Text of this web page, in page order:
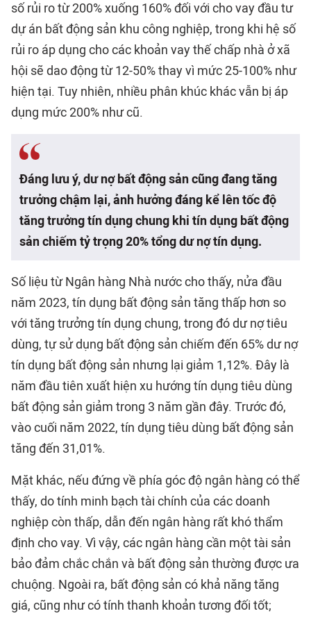
số rủi ro từ 200% xuống 160% đối với cho vay đầu tư
dự án bất động sản khu công nghiệp, trong khi hệ số
rủi ro áp dụng cho các khoản vay thế chấp nhà ở xã
hội sẽ dao động từ 12-50% thay vì mức 25-100% như
hiện tại. Tuy nhiên, nhiều phân khúc khác vẫn bị áp
dụng mức 200% như cũ.
Đáng lưu ý, dư nợ bất động sản cũng đang tăng
trưởng chậm lại, ảnh hưởng đáng kể lên tốc độ
tăng trưởng tín dụng chung khi tín dụng bất động
sản chiếm tỷ trọng 20% tổng dư nợ tín dụng.
Số liệu từ Ngân hàng Nhà nước cho thấy, nửa đầu
năm 2023, tín dụng bất động sản tăng thấp hơn so
với tăng trưởng tín dụng chung, trong đó dư nợ tiêu
dùng, tự sử dụng bất động sản chiếm đến 65% dư nợ
tín dụng bất động sản nhưng lại giảm 1,12%. Đây là
năm đầu tiên xuất hiện xu hướng tín dụng tiêu dùng
bất động sản giảm trong 3 năm gần đây. Trước đó,
vào cuối năm 2022, tín dụng tiêu dùng bất động sản
tăng đến 31,01%.
Mặt khác, nếu đứng về phía góc độ ngân hàng có thể
thấy, do tính minh bạch tài chính của các doanh
nghiệp còn thấp, dẫn đến ngân hàng rất khó thẩm
định cho vay. Vì vậy, các ngân hàng cần một tài sản
bảo đảm chắc chắn và bất động sản thường được ưa
chuộng. Ngoài ra, bất động sản có khả năng tăng
giá, cũng như có tính thanh khoản tương đối tốt;